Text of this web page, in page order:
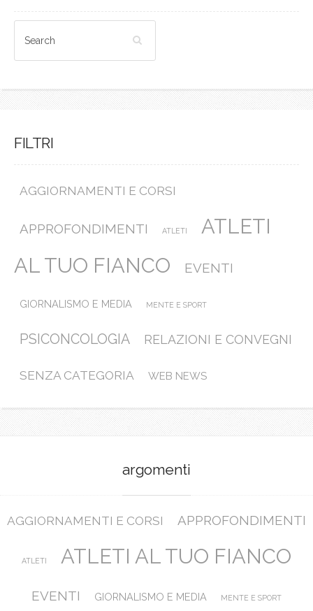
FILTRI
AGGIORNAMENTI E CORSI
APPROFONDIMENTI ATLETI
ATLETI
AL TUO FIANCO
EVENTI
GIORNALISMO E MEDIA MENTE E SPORT
PSICONCOLOGIA RELAZIONI E CONVEGNI
SENZA CATEGORIA WEB NEWS
argomenti
AGGIORNAMENTI E CORSI APPROFONDIMENTI
ATLETI ATLETI AL TUO FIANCO
EVENTI GIORNALISMO E MEDIA MENTE E SPORT